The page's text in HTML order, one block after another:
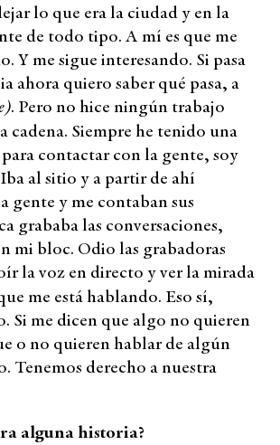
lo que era la ciudad y en la
de todo tipo. A mí es que me
Y me sigue interesando. Si pasa
ahora quiero saber qué pasa, a
. Pero no hice ningún trabajo
cadena. Siempre he tenido una
contactar con la gente, soy
al sitio y a partir de ahí
gente y me contaban sus
grababa las conversaciones,
mi bloc. Odio las grabadoras
la voz en directo y ver la mirada
me está hablando. Eso sí,
Si me dicen que algo no quieren
o no quieren hablar de algún
Tenemos derecho a nuestra
alguna historia?